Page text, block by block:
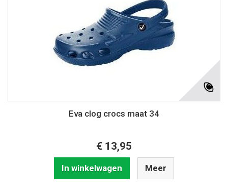
Eva clog crocs maat 34
€ 13,95
In winkelwagen Meer